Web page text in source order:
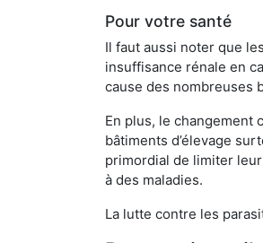
Pour votre santé
Il faut aussi noter que
insuffisance rénale en
cause des nombreuses
En plus, le changement
bâtiments d’élevage
primordial de limiter
à des maladies.
La lutte contre les